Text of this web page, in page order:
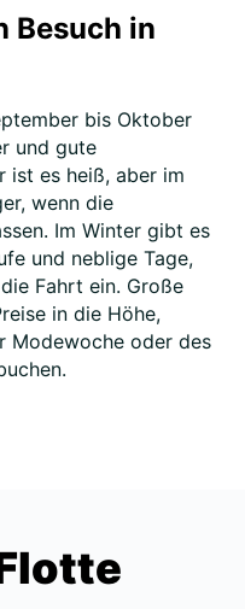
Besuch in
bis Oktober
und gute
ist es heiß, aber im
wenn die
Im Winter gibt es
und neblige Tage,
Fahrt ein. Große
in die Höhe,
Modewoche oder des